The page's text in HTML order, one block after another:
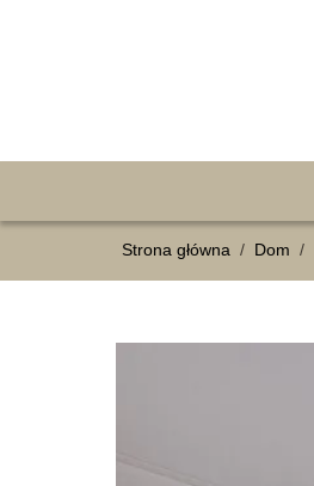
Strona główna / Dom /